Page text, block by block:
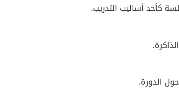
كأحد أساليب التدريب.
الدورة.